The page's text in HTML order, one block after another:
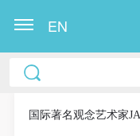
EN
国际著名观念艺术家
中央美术学院美术馆
称“CAFAM”），愿
中央美术学院美术馆
称“CAFAM”），愿
中央美术学院美术馆
称“CAFAM”），愿